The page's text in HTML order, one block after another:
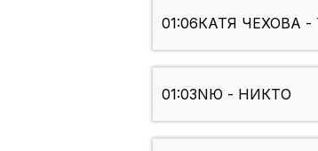
01:06КАТЯ ЧЕХОВА -
01:03NЮ - НИКТО